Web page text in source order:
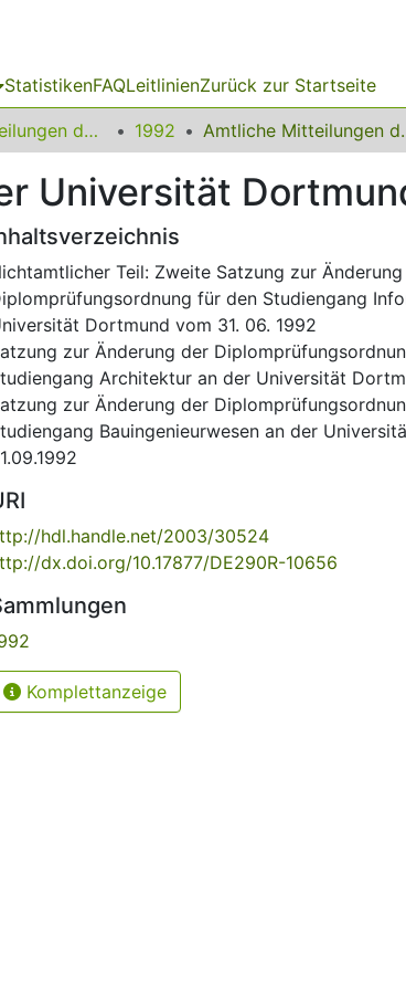
StatistikenFAQLeitlinienZurück zur Startseite
Amtliche Mitteilungen der Technischen Universität Dortmund 1992 Amtliche
Universität
Teil: Zweite Satzung zur
für den Studiengang
Dortmund vom 31. 06. 1992
zur Änderung der
Architektur an der Universität
zur Änderung der
Bauingenieurwesen an der
hdl.handle.net/2003/30524
dx.doi.org/10.17877/DE290R-10656
Komplettanzeige